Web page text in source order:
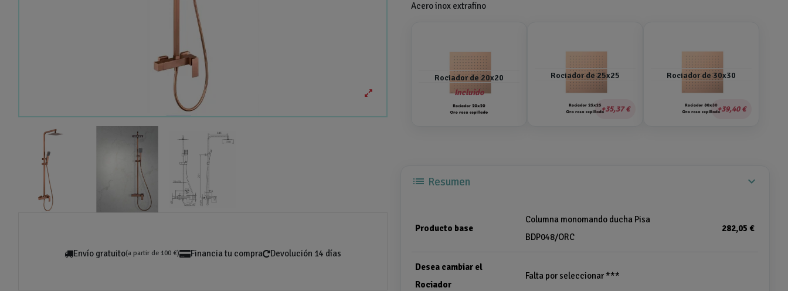
Envío gratuito(a partir de 100 €) Financia tu compra Devolución 14 días
Acero inox extrafino
Rociador de 20x20
Incluido
Rociador de 25x25
35,37 €
Rociador de 30x30
39,40 €
list Resumen expand_more
Producto base
Columna monomando ducha Pisa
BDP048/ORC
282,05 €
Desea cambiar el
Rociador
Falta por seleccionar ***